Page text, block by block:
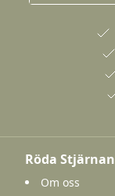
Röda Stjärnan
Om oss